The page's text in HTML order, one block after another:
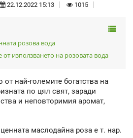
22.12.2022 15:13 1015
розова вода
от използването на розовата вода
най-големите богатства на
по цял свят, заради
и неповторимия аромат,
маслодайна роза е т. нар.